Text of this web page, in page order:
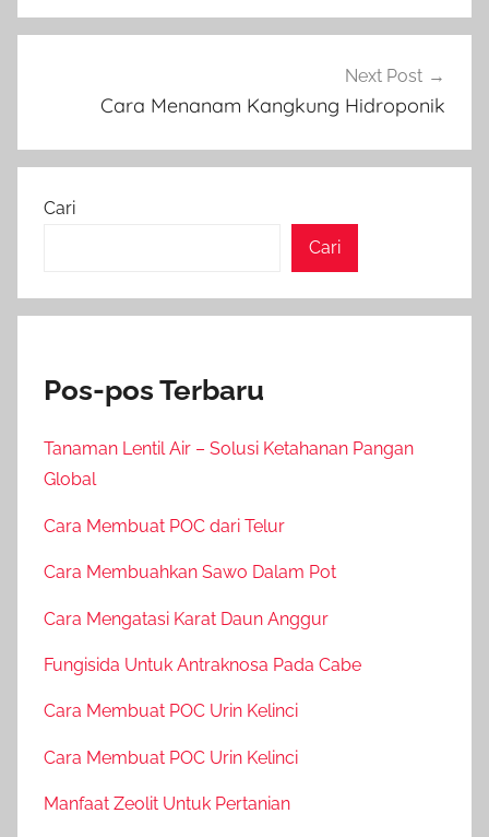
Next Post
Cara Menanam Kangkung Hidroponik
Cari
Cari
Pos-pos Terbaru
Tanaman Lentil Air – Solusi Ketahanan Pangan
Global
Cara Membuat POC dari Telur
Cara Membuahkan Sawo Dalam Pot
Cara Mengatasi Karat Daun Anggur
Fungisida Untuk Antraknosa Pada Cabe
Cara Membuat POC Urin Kelinci
Cara Membuat POC Urin Kelinci
Manfaat Zeolit Untuk Pertanian